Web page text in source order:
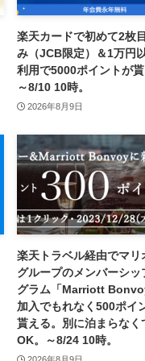
楽天カードで初めて2枚
み（JCB限定）＆1万円
利用で5000ポイントが
～8/10 10時。
2026年8月9日
楽天トラベル経由でマリ
グループのメンバーシッ
グラム「Marriott
加入でもれなく500ポイ
貰える。別に泊まらなく
OK。～8/24 10時。